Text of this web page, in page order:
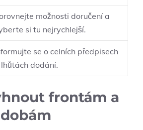
možnosti doručení a
si tu nejrychlejší.
se o celních předpisech
dodání.
frontám a